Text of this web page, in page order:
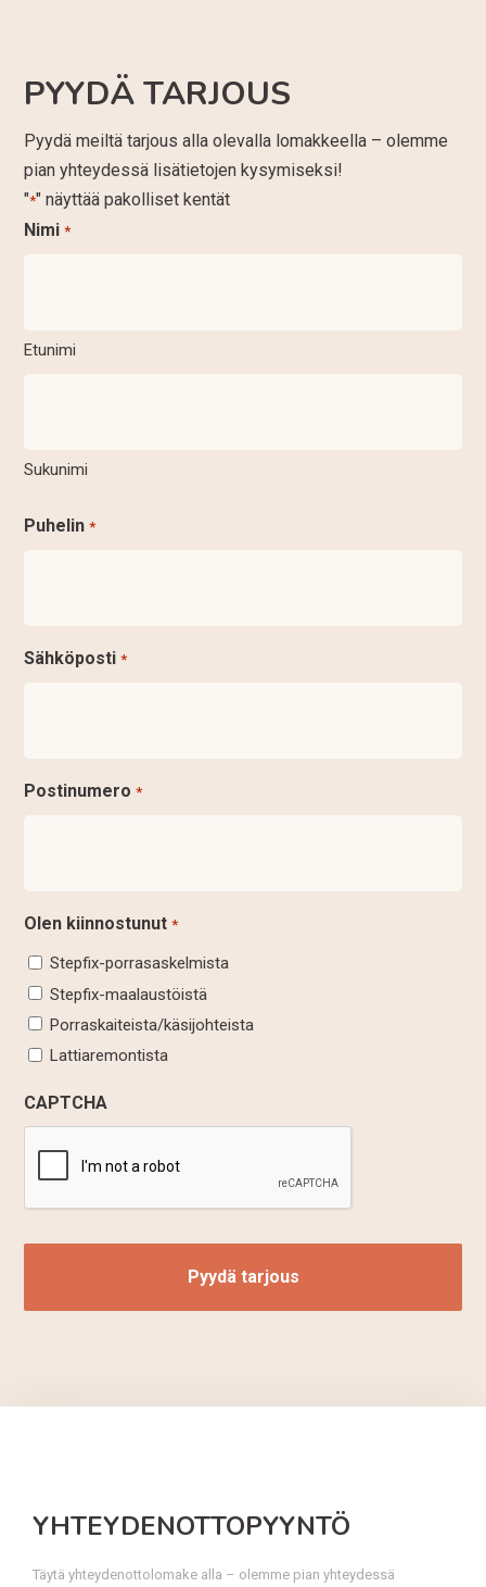
PYYDÄ TARJOUS
Pyydä meiltä tarjous alla olevalla lomakkeella – olemme
pian yhteydessä lisätietojen kysymiseksi!
"*" näyttää pakolliset kentät
Nimi *
Etunimi
Sukunimi
Puhelin *
Sähköposti *
Postinumero *
Olen kiinnostunut *
Stepfix-porrasaskelmista
Stepfix-maalaustöistä
Porraskaiteista/käsijohteista
Lattiaremontista
CAPTCHA
YHTEYDENOTTOPYYNTÖ
Täytä yhteydenottolomake alla – olemme pian yhteydessä